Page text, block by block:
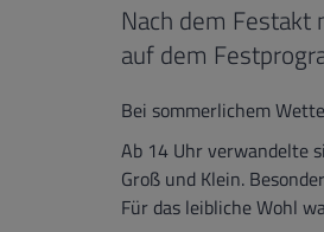
Nach dem Festakt
auf dem
Bei sommerlichem
Ab 14 Uhr verwandelte
Groß und Klein.
Für das leibliche Wohl